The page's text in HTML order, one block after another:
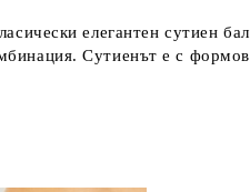
елегантен сутиен
Сутиенът е с